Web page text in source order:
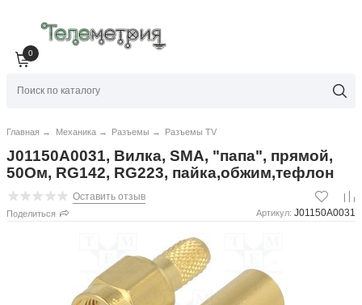
0
Главная → Механика → Разъемы → Разъемы TV
J01150A0031, Вилка, SMA, "папа", прямой,
50Ом, RG142, RG223, пайка,обжим,тефлон
Оставить отзыв
Поделиться Артикул: J01150A0031